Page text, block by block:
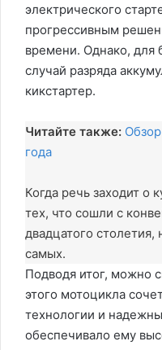
электрического
прогрессивным
времени. Однако, для
случай разряда
кикстартер.
Читайте также:
года
Когда речь заходит о
тех, что сошли с
двадцатого столетия,
самых.
Подводя итог, можно
этого мотоцикла
технологии и
обеспечивало ему